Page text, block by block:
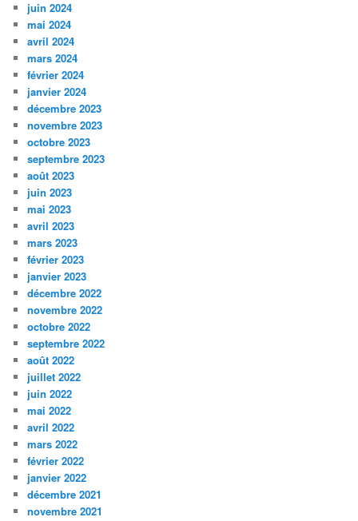
juin 2024
mai 2024
avril 2024
mars 2024
février 2024
janvier 2024
décembre 2023
novembre 2023
octobre 2023
septembre 2023
août 2023
juin 2023
mai 2023
avril 2023
mars 2023
février 2023
janvier 2023
décembre 2022
novembre 2022
octobre 2022
septembre 2022
août 2022
juillet 2022
juin 2022
mai 2022
avril 2022
mars 2022
février 2022
janvier 2022
décembre 2021
novembre 2021